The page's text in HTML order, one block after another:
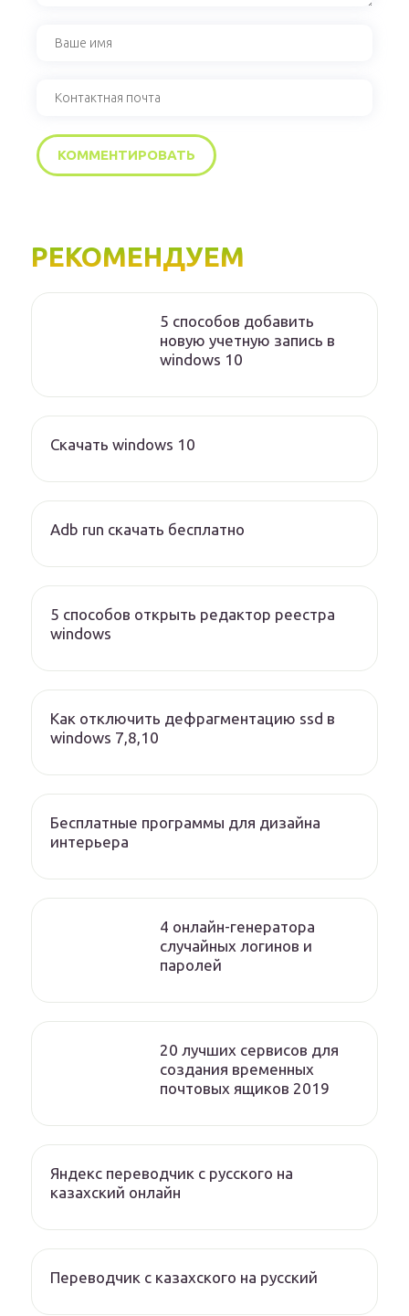
РЕКОМЕНДУЕМ
5 способов добавить
новую учетную запись в
windows 10
Скачать windows 10
Adb run скачать бесплатно
5 способов открыть редактор реестра
windows
Как отключить дефрагментацию ssd в
windows 7,8,10
Бесплатные программы для дизайна
интерьера
4 онлайн-генератора
случайных логинов и
паролей
20 лучших сервисов для
создания временных
почтовых ящиков 2019
Яндекс переводчик с русского на
казахский онлайн
Переводчик с казахского на русский